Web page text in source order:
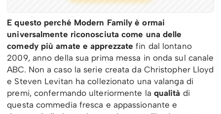
E questo perché Modern Family è ormai
universalmente riconosciuta come una delle
comedy più amate e apprezzate fin dal lontano
2009, anno della sua prima messa in onda sul canale
ABC. Non a caso la serie creata da Christopher Lloyd
e Steven Levitan ha collezionato una valanga di
premi, confermando ulteriormente la qualità di
questa commedia fresca e appassionante e